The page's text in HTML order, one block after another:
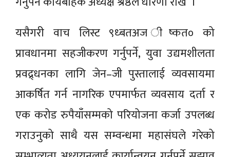
यसैगरी वाच लिस्ट ९ध्बतअज ीष्कत० को
प्रावधानमा सहजीकरण गर्नुपर्ने, युवा उद्यमशीलता
प्रवद्र्धनका लागि जेन–जी पुस्तालाई व्यवसायमा
आकर्षित गर्न नागरिक एपमार्फत व्यवसाय दर्ता र
एक करोड रुपैयाँसम्मको परियोजना कर्जा उपलब्ध
गराउनुको साथै यस सम्वन्धमा महासंघले गरेको